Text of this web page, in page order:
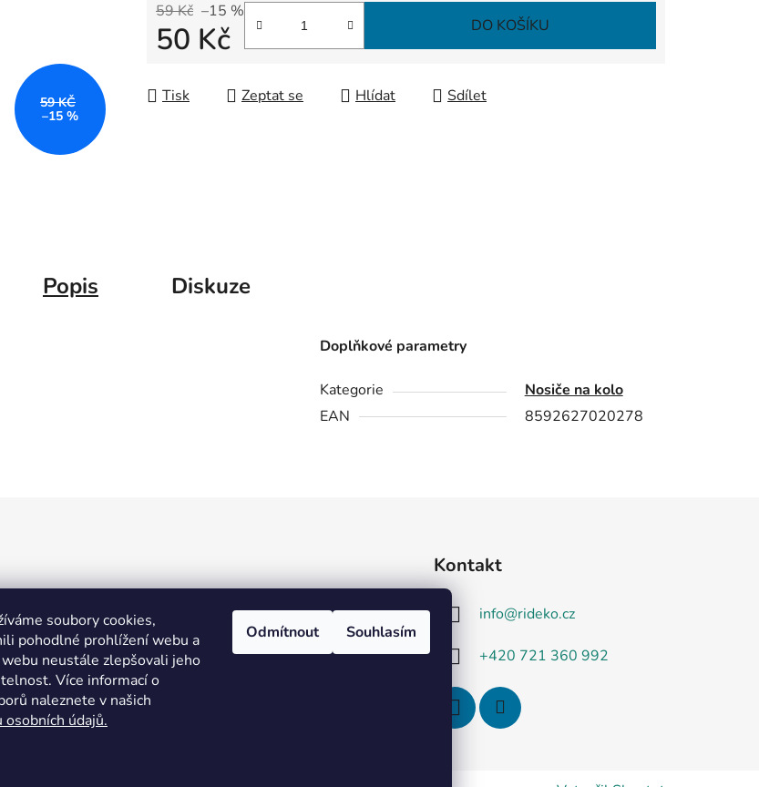
soubory cookies,
pohodlné prohlížení webu a
neustále zlepšovali jeho
Více informací o
naleznete v našich
osobních údajů.
Odmítnout Souhlasím
59 Kč –15 %
50 Kč DO KOŠÍKU
Tisk Zeptat se Hlídat Sdílet
59 KČ
–15 %
Popis Diskuze
Doplňkové parametry
Kategorie
Nosiče na kolo
EAN
8592627020278
Kontakt
info@rideko.cz
+420 721 360 992